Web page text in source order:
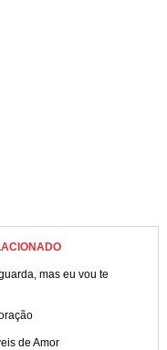
mas eu vou te
de Amor